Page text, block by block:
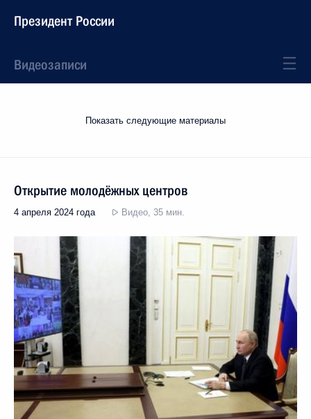
Президент России
Видеозаписи
Показать следующие материалы
Открытие молодёжных центров
4 апреля 2024 года Видео, 35 мин.